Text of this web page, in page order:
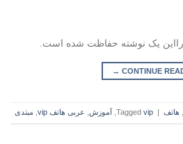
یک نوشته حفاظت شده است.
CONTINUE
→
هاتف Tagged vip آموزش عربی هاتف vip مبتدی